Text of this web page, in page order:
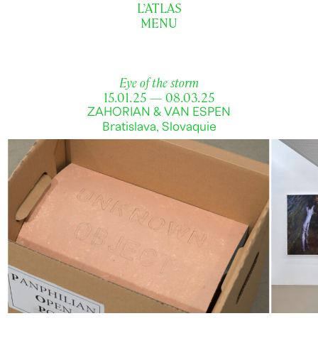
L’ATLAS
MENU
Eye of the storm
15.01.25 — 08.03.25
ZAHORIAN & VAN ESPEN
Bratislava, Slovaquie